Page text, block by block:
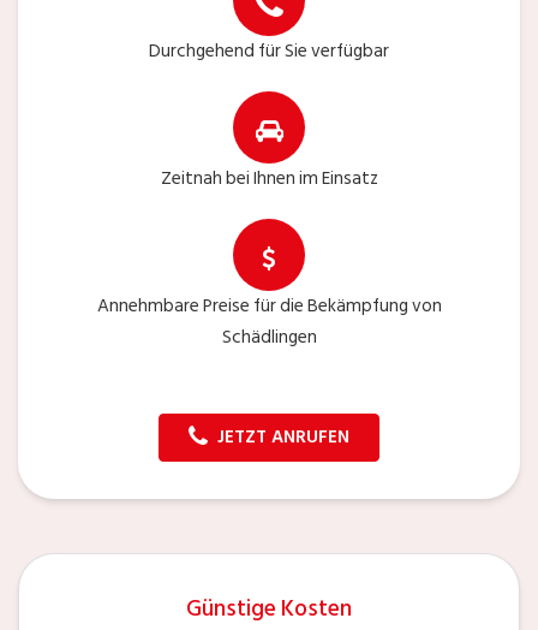
Durchgehend für Sie verfügbar
Zeitnah bei Ihnen im Einsatz
Annehmbare Preise für die Bekämpfung von
Schädlingen
JETZT ANRUFEN
Günstige Kosten